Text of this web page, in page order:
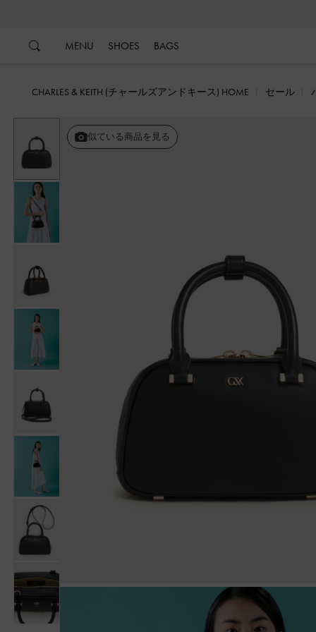
MENU SHOES BAGS
CHARLES & KEITH (チャールズアンドキース) HOME セール
戻る 似ている商品を見る